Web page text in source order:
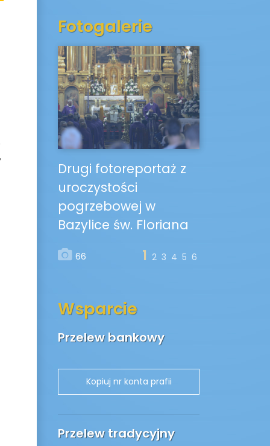
Fotogalerie
Drugi fotoreportaż z
uroczystości
pogrzebowej w
Bazylice św. Floriana
66 1 2 3 4 5 6
Wsparcie
Przelew bankowy
Przelew tradycyjny